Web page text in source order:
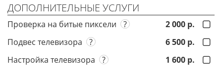
ДОПОЛНИТЕЛЬНЫЕ УСЛУГИ
Проверка на битые пиксели ?
2 000 р.
Подвес телевизора
?
6 500 р.
Настройка телевизора
? 1 600 р.